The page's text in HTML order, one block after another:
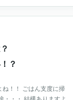
？
！！ ごはん支度に掃